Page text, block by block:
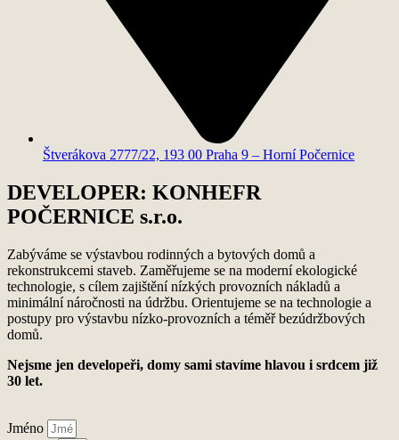
Štverákova 2777/22, 193 00 Praha 9 – Horní Počernice
DEVELOPER: KONHEFR
POČERNICE s.r.o.
Zabýváme se výstavbou rodinných a bytových domů a
rekonstrukcemi staveb. Zaměřujeme se na moderní ekologické
technologie, s cílem zajištění nízkých provozních nákladů a
minimální náročnosti na údržbu. Orientujeme se na technologie a
postupy pro výstavbu nízko-provozních a téměř bezúdržbových
domů.
Nejsme jen developeři, domy sami stavíme hlavou i srdcem již
30 let.
Jméno